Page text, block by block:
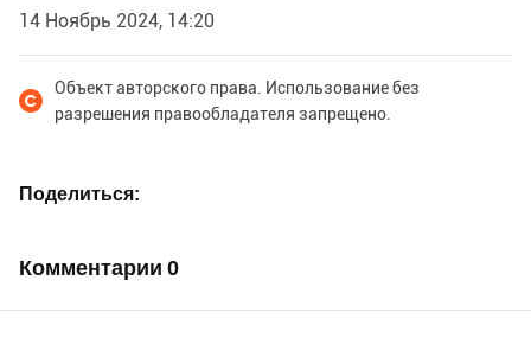
14 Ноябрь 2024, 14:20
Объект авторского права. Использование без
разрешения правообладателя запрещено.
Поделиться
Комментарии 0